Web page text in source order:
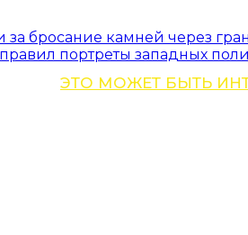
бросание камней через
портреты западных
ЭТО МОЖЕТ БЫТЬ